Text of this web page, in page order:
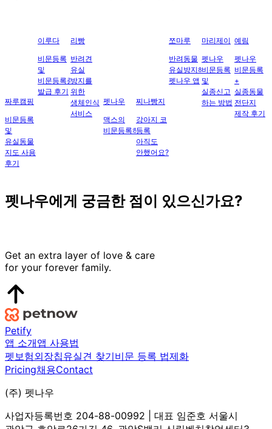
짜루캠핑
비문등록
및
유실동물
지도 사용
후기
이루다
비문등록
및
비문등록증
발급 후기
리빵
반려견
유실
방지를
위한
생체인식
서비스
펫나우
맥스의
비문등록하기
찌나빵지
강아지 코
등록
아직도
안했어요??
쪼마루
반려동물
유실방지해주는
펫나우 앱
마리제이
펫나우
비문등록
및
실종신고
하는 방법
예림
펫나우
비문등록
+
실종동물
전단지
제작 후기
펫나우에게 궁금한 점이 있으신가요?
Get an extra layer of love & care
for your forever family.
Petify
앱 소개앱 사용법
펫보험외장칩유실견 찾기비문 등록 법제화
Pricing채용Contact
(주) 펫나우
사업자등록번호 204-88-00992 | 대표 임준호 서울시